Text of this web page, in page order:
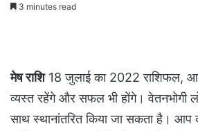
3 minutes read
मेष राशि18 जुलाई का 2022 राशिफल,
व्यस्त रहेंगे और सफल भी होंगे। वेतनभोगी
साथ स्थानांतरित किया जा सकता है। आप